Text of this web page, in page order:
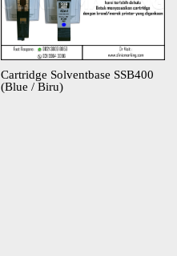
Cartridge Solventbase SSB400
(Blue / Biru)